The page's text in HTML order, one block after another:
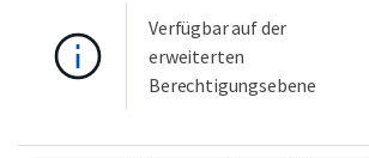
Verfügbar auf der
erweiterten
Berechtigungsebene